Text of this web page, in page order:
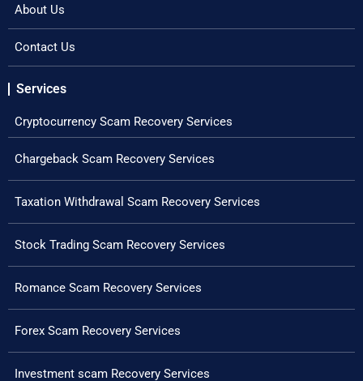
About Us
Contact Us
Services
Cryptocurrency Scam Recovery Services
Chargeback Scam Recovery Services
Taxation Withdrawal Scam Recovery Services
Stock Trading Scam Recovery Services
Romance Scam Recovery Services
Forex Scam Recovery Services
Investment scam Recovery Services